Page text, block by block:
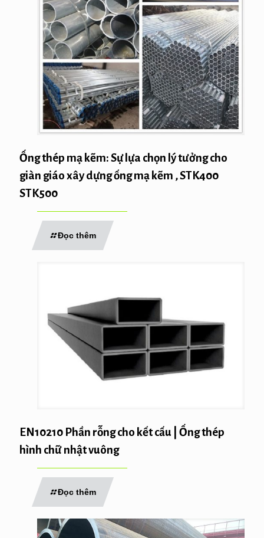
Ống thép mạ kẽm: Sự lựa chọn lý tưởng cho
giàn giáo xây dựng ống mạ kẽm , STK400
STK500
Đọc thêm
EN10210 Phần rỗng cho kết cấu | Ống thép
hình chữ nhật vuông
Đọc thêm